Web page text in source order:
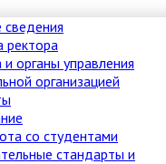
ректора
и органы управления
организацией
со студентами
стандарты и